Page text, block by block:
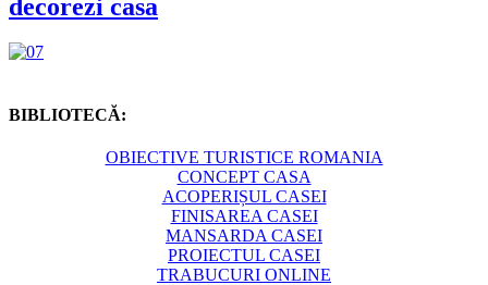
decorezi casa
BIBLIOTECĂ:
OBIECTIVE TURISTICE ROMANIA
CONCEPT CASA
ACOPERIȘUL CASEI
FINISAREA CASEI
MANSARDA CASEI
PROIECTUL CASEI
TRABUCURI ONLINE